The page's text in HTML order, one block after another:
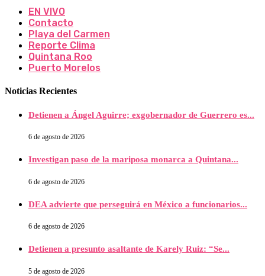
EN VIVO
Contacto
Playa del Carmen
Reporte Clima
Quintana Roo
Puerto Morelos
Noticias Recientes
Detienen a Ángel Aguirre; exgobernador de Guerrero es...
6 de agosto de 2026
Investigan paso de la mariposa monarca a Quintana...
6 de agosto de 2026
DEA advierte que perseguirá en México a funcionarios...
6 de agosto de 2026
Detienen a presunto asaltante de Karely Ruiz: “Se...
5 de agosto de 2026